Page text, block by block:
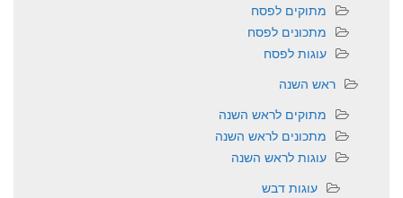
מתוקים לפסח
מתכונים לפסח
עוגות לפסח
ראש השנה
מתוקים לראש השנה
מתכונים לראש השנה
עוגות לראש השנה
עוגות דבש